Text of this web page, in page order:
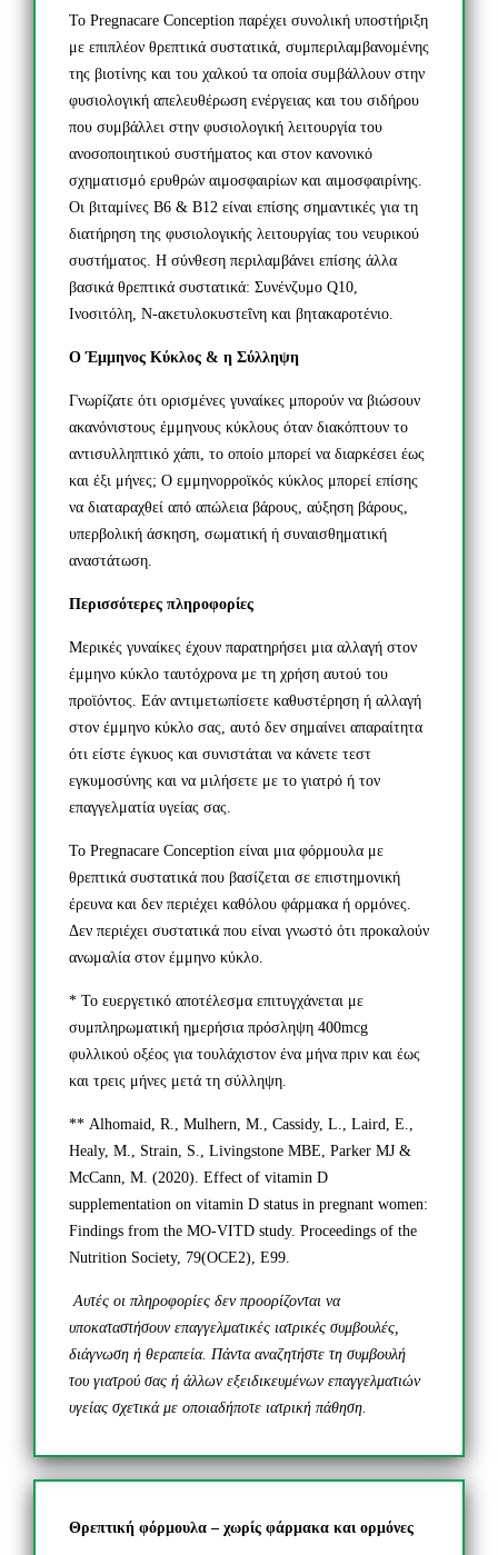
Το Pregnacare Conception παρέχει συνολική υποστήριξη
με επιπλέον θρεπτικά συστατικά, συμπεριλαμβανομένης
της βιοτίνης και του χαλκού τα οποία συμβάλλουν στην
φυσιολογική απελευθέρωση ενέργειας και του σιδήρου
που συμβάλλει στην φυσιολογική λειτουργία του
ανοσοποιητικού συστήματος και στον κανονικό
σχηματισμό ερυθρών αιμοσφαιρίων και αιμοσφαιρίνης.
Οι βιταμίνες B6 & B12 είναι επίσης σημαντικές για τη
διατήρηση της φυσιολογικής λειτουργίας του νευρικού
συστήματος. Η σύνθεση περιλαμβάνει επίσης άλλα
βασικά θρεπτικά συστατικά: Συνένζυμο Q10,
Ινοσιτόλη, Ν-ακετυλοκυστεΐνη και βητακαροτένιο.
Ο Έμμηνος Κύκλος & η Σύλληψη
Γνωρίζατε ότι ορισμένες γυναίκες μπορούν να βιώσουν
ακανόνιστους έμμηνους κύκλους όταν διακόπτουν το
αντισυλληπτικό χάπι, το οποίο μπορεί να διαρκέσει έως
και έξι μήνες; Ο εμμηνορροϊκός κύκλος μπορεί επίσης
να διαταραχθεί από απώλεια βάρους, αύξηση βάρους,
υπερβολική άσκηση, σωματική ή συναισθηματική
αναστάτωση.
Περισσότερες πληροφορίες
Μερικές γυναίκες έχουν παρατηρήσει μια αλλαγή στον
έμμηνο κύκλο ταυτόχρονα με τη χρήση αυτού του
προϊόντος. Εάν αντιμετωπίσετε καθυστέρηση ή αλλαγή
στον έμμηνο κύκλο σας, αυτό δεν σημαίνει απαραίτητα
ότι είστε έγκυος και συνιστάται να κάνετε τεστ
εγκυμοσύνης και να μιλήσετε με το γιατρό ή τον
επαγγελματία υγείας σας.
Το Pregnacare Conception είναι μια φόρμουλα με
θρεπτικά συστατικά που βασίζεται σε επιστημονική
έρευνα και δεν περιέχει καθόλου φάρμακα ή ορμόνες.
Δεν περιέχει συστατικά που είναι γνωστό ότι προκαλούν
ανωμαλία στον έμμηνο κύκλο.
* Το ευεργετικό αποτέλεσμα επιτυγχάνεται με
συμπληρωματική ημερήσια πρόσληψη 400mcg
φυλλικού οξέος για τουλάχιστον ένα μήνα πριν και έως
και τρεις μήνες μετά τη σύλληψη.
** Alhomaid, R., Mulhern, M., Cassidy, L., Laird, E.,
Healy, M., Strain, S., Livingstone MBE, Parker MJ &
McCann, M. (2020). Effect of vitamin D
supplementation on vitamin D status in pregnant women:
Findings from the MO-VITD study. Proceedings of the
Nutrition Society, 79(OCE2), E99.
Αυτές οι πληροφορίες δεν προορίζονται να
υποκαταστήσουν επαγγελματικές ιατρικές συμβουλές,
διάγνωση ή θεραπεία. Πάντα αναζητήστε τη συμβουλή
του γιατρού σας ή άλλων εξειδικευμένων επαγγελματιών
υγείας σχετικά με οποιαδήποτε ιατρική πάθηση.
Θρεπτική φόρμουλα – χωρίς φάρμακα και ορμόνες